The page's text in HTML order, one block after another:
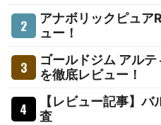
アナボリックピュア
ュー！
ゴールドジム アル
を徹底レビュー！
【レビュー記事】
査